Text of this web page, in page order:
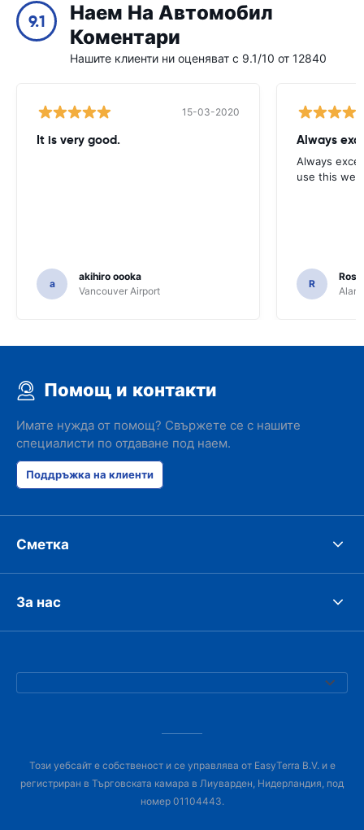
9.1
Наем На Автомобил
Коментари
Нашите клиенти ни оценяват с 9.1/10 от 12840
15-03-2020
It is very good.
a
akihiro oooka
Vancouver Airport
Always
Always
use this
R
Помощ и контакти
Имате нужда от помощ? Свържете се с нашите
специалисти по отдаване под наем.
Поддръжка на клиенти
Сметка
За нас
Този уебсайт е собственост и се управлява от EasyTerra B.V. и е
регистриран в Търговската камара в Лиуварден, Нидерландия, под
номер 01104443.